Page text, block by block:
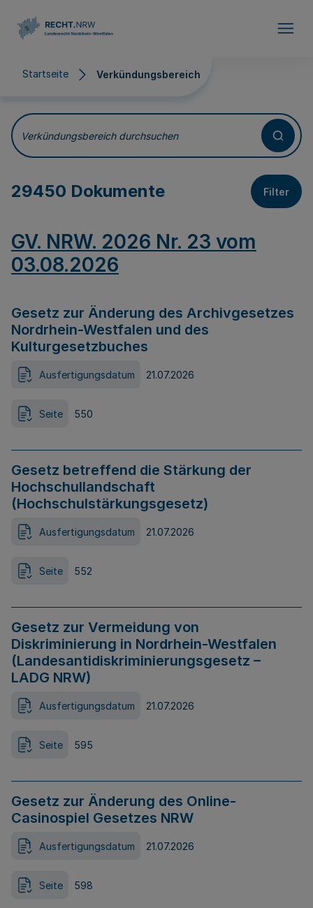
Startseite Verkündungsbereich
Verkündungsbereich
Verkündungsbereich durchsuchen
29450 Dokumente Filter
GV. NRW. 2026 Nr. 23 vom
03.08.2026
Gesetz zur Änderung des Archivgesetzes
Nordrhein-Westfalen und des
Kulturgesetzbuches
Ausfertigungsdatum 21.07.2026
Seite 550
Gesetz betreffend die Stärkung der
Hochschullandschaft
(Hochschulstärkungsgesetz)
Ausfertigungsdatum 21.07.2026
Seite 552
Gesetz zur Vermeidung von
Diskriminierung in Nordrhein-Westfalen
(Landesantidiskriminierungsgesetz –
LADG NRW)
Ausfertigungsdatum 21.07.2026
Seite 595
Gesetz zur Änderung des Online-
Casinospiel Gesetzes NRW
Ausfertigungsdatum 21.07.2026
Seite 598